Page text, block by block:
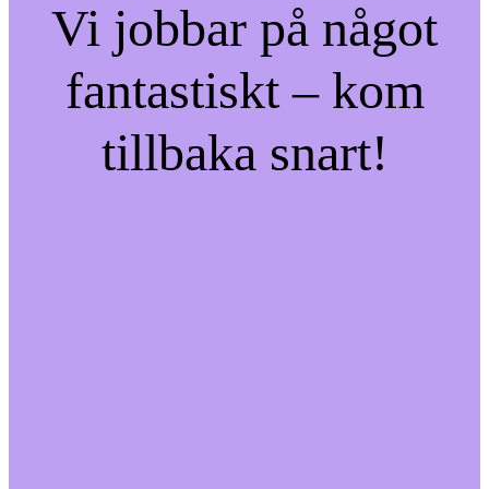
Vi jobbar på något
fantastiskt – kom
tillbaka snart!